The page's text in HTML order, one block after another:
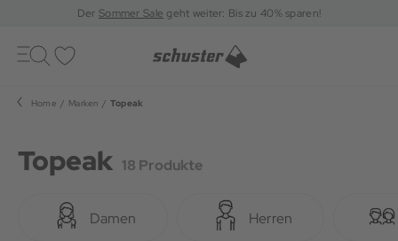
DerSommer Sale geht weiter: Bis zu 40% sparen!
Toggle
navigation
Home Marken Topeak
Topeak 18 Produkte
Damen Herren